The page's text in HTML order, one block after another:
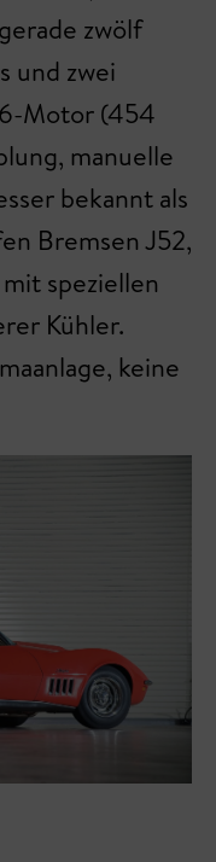
zwölf
und zwei
Motor (454
manuelle
bekannt als
Bremsen J52,
speziellen
Kühler.
keine